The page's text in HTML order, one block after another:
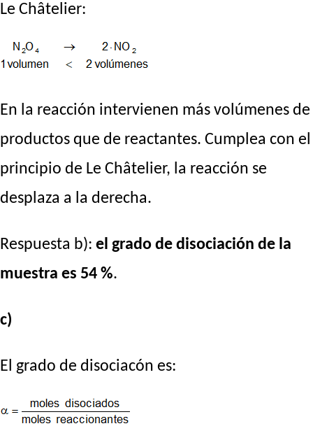
Le Châtelier:
En la reacción intervienen más volúmenes de
productos que de reactantes. Cumplea con el
principio de Le Châtelier, la reacción se
desplaza a la derecha.
Respuesta b): el grado de disociación de la
muestra es 54 %.
c)
El grado de disociacón es: